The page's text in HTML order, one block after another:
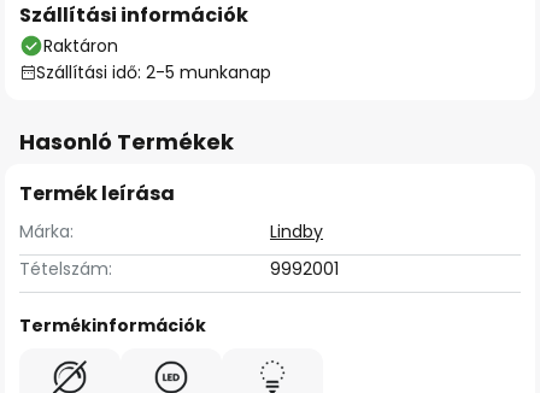
Szállítási információk
Raktáron
Szállítási idő: 2-5 munkanap
Hasonló Termékek
Termék leírása
Márka:
Lindby
Tételszám:
9992001
Termékinformációk